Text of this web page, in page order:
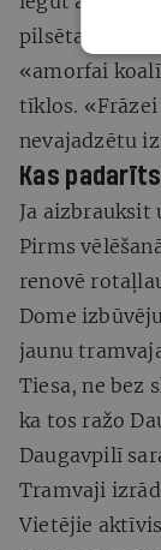
pilsēta ir
«amorfai
tīklos.
nevajadzētu
Kas
Ja aizbrauksit
Pirms
renovē
Dome
jaunu
Tiesa, ne bez
ka tos ražo
Daugavpilī
Tramvaji
Vietējie